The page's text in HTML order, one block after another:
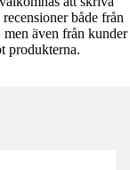
både från
även från kunder
produkterna.